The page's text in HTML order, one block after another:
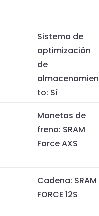
Sistema de
optimización
de
almacenamien
to: Sí
Manetas de
freno: SRAM
Force AXS
Cadena: SRAM
FORCE 12S